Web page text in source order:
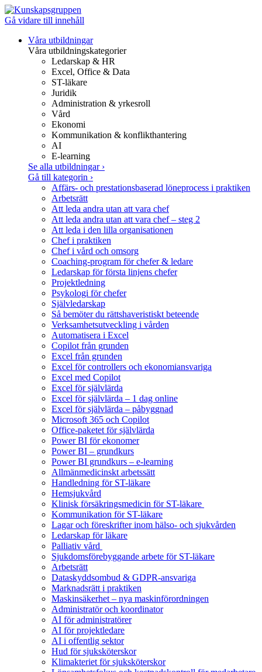
Gå vidare till innehåll
Våra utbildningar
Våra utbildningskategorier
Ledarskap & HR
Excel, Office & Data
ST-läkare
Juridik
Administration & yrkesroll
Vård
Ekonomi
Kommunikation & konflikthantering
AI
E-learning
Se alla utbildningar ›
Gå till kategorin ›
Affärs- och prestationsbaserad löneprocess i praktiken
Arbetsrätt
Att leda andra utan att vara chef
Att leda andra utan att vara chef – steg 2
Att leda i den lilla organisationen
Chef i praktiken
Chef i vård och omsorg
Coaching-program för chefer & ledare
Ledarskap för första linjens chefer
Projektledning
Psykologi för chefer
Självledarskap
Så bemöter du rättshaveristiskt beteende
Verksamhetsutveckling i vården
Automatisera i Excel
Copilot från grunden
Excel från grunden
Excel för controllers och ekonomiansvariga
Excel med Copilot
Excel för självlärda
Excel för självlärda – 1 dag online
Excel för självlärda – påbyggnad
Microsoft 365 och Copilot
Office-paketet för självlärda
Power BI för ekonomer
Power BI – grundkurs
Power BI grundkurs – e-learning
Allmänmedicinskt arbetssätt
Handledning för ST-läkare
Hemsjukvård
Klinisk försäkringsmedicin för ST-läkare
Kommunikation för ST-läkare
Lagar och föreskrifter inom hälso- och sjukvården
Ledarskap för läkare
Palliativ vård
Sjukdomsförebyggande arbete för ST-läkare
Arbetsrätt
Dataskyddsombud & GDPR-ansvariga
Marknadsrätt i praktiken
Maskinsäkerhet – nya maskinförordningen
Administratör och koordinator
AI för administratörer
AI för projektledare
AI i offentlig sektor
Hud för sjuksköterskor
Klimakteriet för sjuksköterskor